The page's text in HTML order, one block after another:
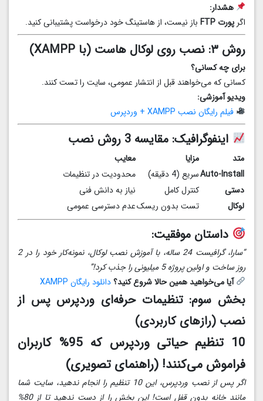
هشدار:
اگر پورت FTP باز نیست، از هاستینگ خود درخواست پشتیبانی کنید.
روش ۳: نصب روی لوکال هاست (با XAMPP)
برای چه کسانی؟
کسانی که می‌خواهند قبل از انتشار عمومی، سایت را تست کنند.
ویدیو آموزشی:
فیلم رایگان نصب XAMPP + وردپرس
اینفوگرافیک: مقایسه 3 روش نصب
متد مزایا
معایب
Auto-Installسریع (4 دقیقه)
محدودیت در تنظیمات
دستی
کنترل کامل
نیاز به دانش فنی
لوکال
تست بدون ریسکعدم دسترسی عمومی
داستان موفقیت:
“سارا، گرافیست 24 ساله، با آموزش نصب لوکال، نمونه‌کار خود را در 2
روز ساخت و اولین پروژه 5 میلیونی را جذب کرد!”
آیا می‌خواهید همین حالا شروع کنید؟دانلود رایگان XAMPP
بخش سوم: تنظیمات حرفه‌ای وردپرس پس از
نصب (رازهای کاربردی)
10 تنظیم حیاتی وردپرس که 95% کاربران
فراموش می‌کنند! (راهنمای تصویری)
اگر پس از نصب وردپرس، این 10 تنظیم را انجام ندهید، سایت شما
مانند خانه بدون قفل است! این بخش را از دست ندهید تا از 80%